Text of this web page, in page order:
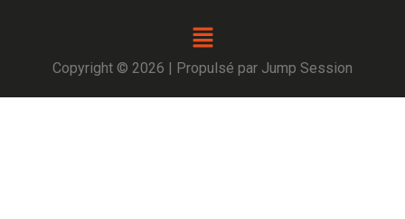
Copyright © 2026 | Propulsé par Jump Session